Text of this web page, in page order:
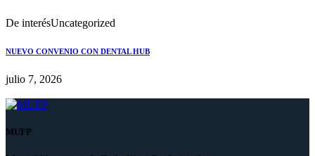
De interésUncategorized
NUEVO CONVENIO CON DENTAL HUB
julio 7, 2026
MUFP